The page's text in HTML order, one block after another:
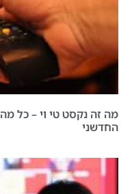
מה זה נקסט טי וי – כל
החדשני